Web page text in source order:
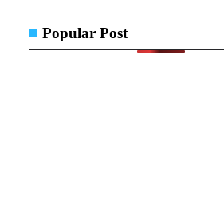
Popular Post